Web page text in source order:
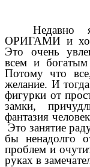
Недавно
ОРИГАМИ и
Это очень
всем и
Потому что
желание. И
фигурки от
замки,
фантазия
Это занятие
бы ненадолго
проблем и
pуках в